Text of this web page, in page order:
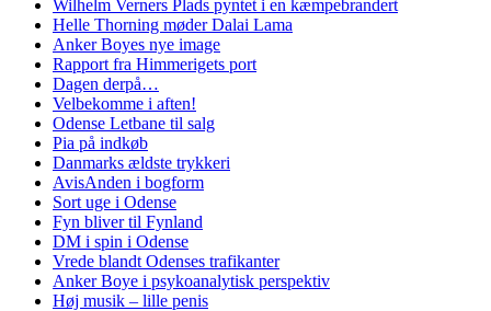
Wilhelm Verners Plads pyntet i en kæmpebrandert
Helle Thorning møder Dalai Lama
Anker Boyes nye image
Rapport fra Himmerigets port
Dagen derpå…
Velbekomme i aften!
Odense Letbane til salg
Pia på indkøb
Danmarks ældste trykkeri
AvisAnden i bogform
Sort uge i Odense
Fyn bliver til Fynland
DM i spin i Odense
Vrede blandt Odenses trafikanter
Anker Boye i psykoanalytisk perspektiv
Høj musik – lille penis